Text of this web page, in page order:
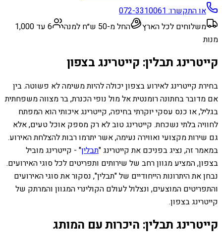
או התקשרו:072-3310061
משלוחים לכל הארץ
החל מ-50 ש״ח למנה
6 עד 1,000
מנות
קייטרינג תבלין: קייטרינג בצפון
בחירת קייטרינג לאירוע בצפון יכולה להיות משימה לא פשוטה. בין
אם מדובר בחתונה רומנטית אל מול נופי הכנרת, בר מצווה משפחתית
בגליל, או כנס עסקי יוקרתי בחיפה, קייטרינג איכותי הוא המפתח
לחוויה בלתי נשכחת. קייטרינג טוב לא רק מספק אוכל טעים, אלא
גם שירות מקצועי ואווירה נעימה, אשר יתרמו רבות להצלחת האירוע.
במאמר זה, נציג בפניכם את קייטרינג "תבלין" - קייטרינג מוביל
בצפון, המציע מגוון רחב של שירותים ותפריטים לכל סוגי האירועים.
נבחן את היתרונות הייחודיים של "תבלין", נסקור את סוגי האירועים
והתפריטים המוצעים, ונצלול לעולם הקולינרי המגוון והמרתק של
קייטרינג בצפון.
קייטרינג תבלין: היכרות עם המותג